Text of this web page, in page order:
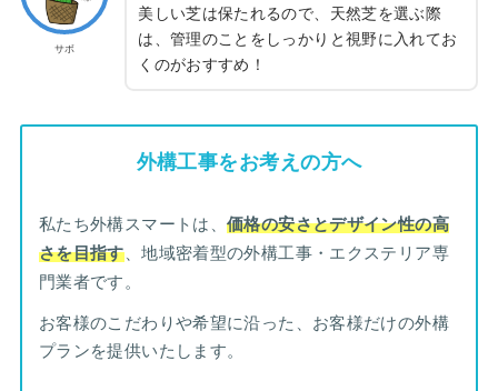
サボ
美しい芝は保たれるので、天然芝を選ぶ際
は、管理のことをしっかりと視野に入れてお
くのがおすすめ！
外構工事をお考えの方へ
私たち外構スマートは、価格の安さとデザイン性の高
さを目指す、地域密着型の外構工事・エクステリア専
門業者です。
お客様のこだわりや希望に沿った、お客様だけの外構
プランを提供いたします。